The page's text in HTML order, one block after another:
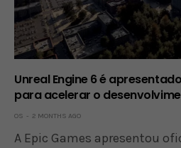
Unreal Engine 6 é
para acelerar o
OS 2 MONTHS AGO
A Epic Games apresentou